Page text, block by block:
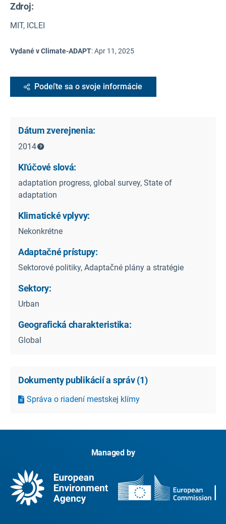
Zdroj:
MIT, ICLEI
Vydané v Climate-ADAPT:Apr 11, 2025
Podeľte sa o svoje informácie
Dátum zverejnenia:
2014
Kľúčové slová:
adaptation progress, global survey, State of
adaptation
Klimatické vplyvy:
Nekonkrétne
Adaptačné prístupy:
Sektorové politiky, Adaptačné plány a stratégie
Sektory:
Urban
Geografická charakteristika:
Global
Dokumenty publikácií a správ (1)
Správa o riadení mestskej klímy
Managed by